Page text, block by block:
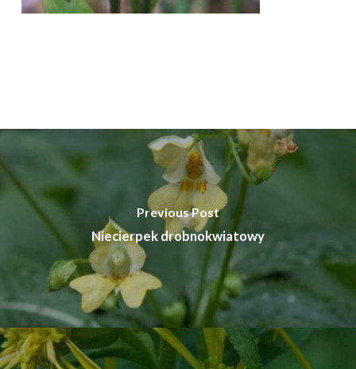
Previous Post
Niecierpek drobnokwiatowy